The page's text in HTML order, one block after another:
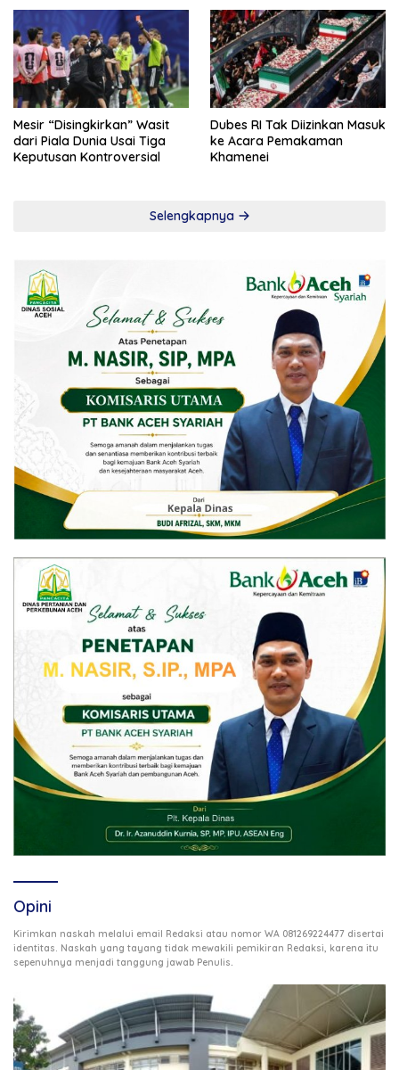
Mesir “Disingkirkan” Wasit
dari Piala Dunia Usai Tiga
Keputusan Kontroversial
Dubes RI Tak Diizinkan Masuk
ke Acara Pemakaman
Khamenei
Selengkapnya
Opini
Kirimkan naskah melalui email Redaksi atau nomor WA 081269224477 disertai
identitas. Naskah yang tayang tidak mewakili pemikiran Redaksi, karena itu
sepenuhnya menjadi tanggung jawab Penulis